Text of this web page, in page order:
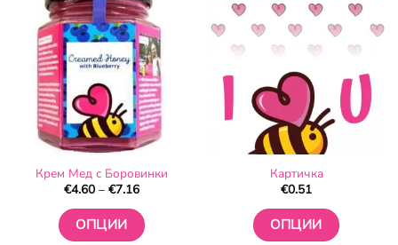
Крем Мед с Боровинки
€4.60 – €7.16Price
€4.60
through
€7.16
ОПЦИИ
Картичка
€0.51
ОПЦИИ